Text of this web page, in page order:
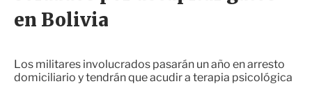
en Bolivia
Los militares involucrados pasarán un año en arresto
domiciliario y tendrán que acudir a terapia psicológica